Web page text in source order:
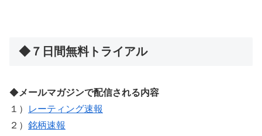
◆７日間無料トライアル
◆メールマガジンで配信される内容
１）
レーティング速報
２） 銘柄速報